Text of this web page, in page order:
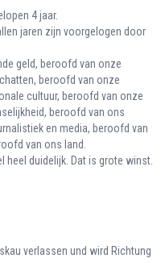
4 jaar.
jaren zijn voorgelogen door
geld, beroofd van onze
beroofd van onze
cultuur, beroofd van onze
beroofd van ons
en media, beroofd van
van ons land.
heel duidelijk. Dat is grote winst.
verlassen und wird Richtung